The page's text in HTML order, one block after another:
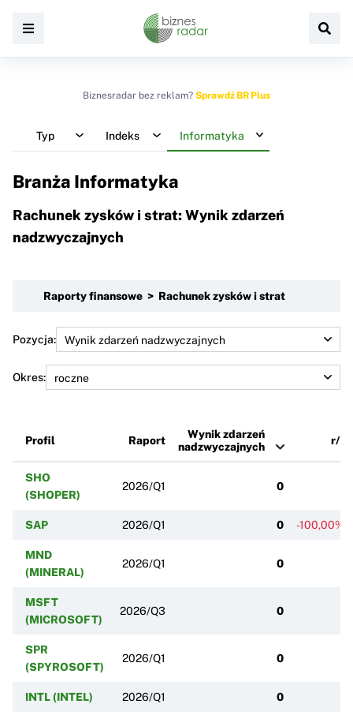
Biznesradar bez reklam? Sprawdź BR Plus
Typ Indeks Informatyka
Branża Informatyka
Rachunek zysków i strat: Wynik zdarzeń
nadzwyczajnych
Raporty finansowe > Rachunek zysków i strat
Pozycja:
Okres:
Profil Raport
Wynik zdarzeń
nadzwyczajnych
r/r
SHO
(SHOPER)
2026/Q1 0
SAP 2026/Q1 0 -100,00%
MND
(MINERAL)
2026/Q1 0
MSFT
(MICROSOFT)
2026/Q3 0
SPR
(SPYROSOFT)
2026/Q1 0
INTL (INTEL) 2026/Q1 0